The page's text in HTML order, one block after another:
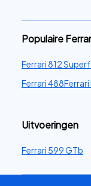
Populaire
Ferrari 812
Ferrari 488
Uitvoeringen
Ferrari 599 GTb